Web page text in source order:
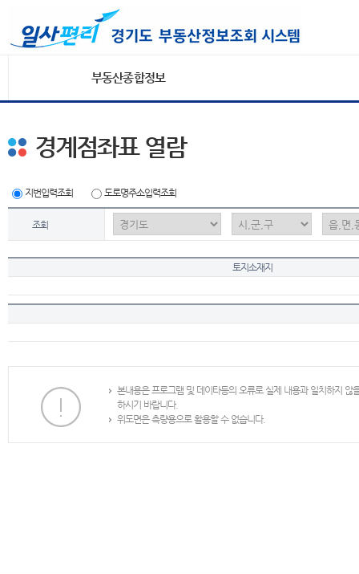
부동산종합정보
경계점좌표 열람
지번입력조회 도로명주소입력조회
조회
토지소재지
본내용은 프로그램 및 데이타등의 오류로 실제 내용과 일치하지
하시기 바랍니다.
위도면은 측량용으로 활용할 수 없습니다.